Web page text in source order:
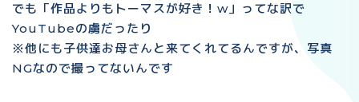
でも「作品よりもトーマスが好き！w」ってな訳で
YouTubeの虜だったり
※他にも子供達お母さんと来てくれてるんですが、写真
NGなので撮ってないんです